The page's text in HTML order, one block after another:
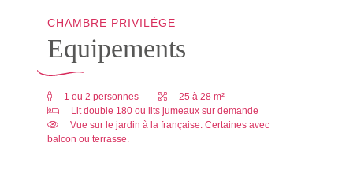
CHAMBRE PRIVILÈGE
Equipements
1 ou 2 personnes
25 à 28 m²
Lit double 180 ou lits jumeaux sur demande
Vue sur le jardin à la française. Certaines avec
balcon ou terrasse.